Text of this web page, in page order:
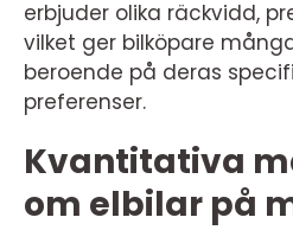
erbjuder olika räckvidd,
vilket ger bilköpare
beroende på deras
preferenser.
Kvantitativa
om elbilar på